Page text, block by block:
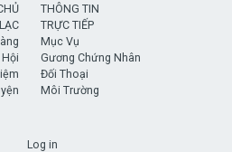
THÔNG TIN
TRỰC TIẾP
Mục Vụ
Gương Chứng Nhân
Đối Thoại
Môi Trường
Log in